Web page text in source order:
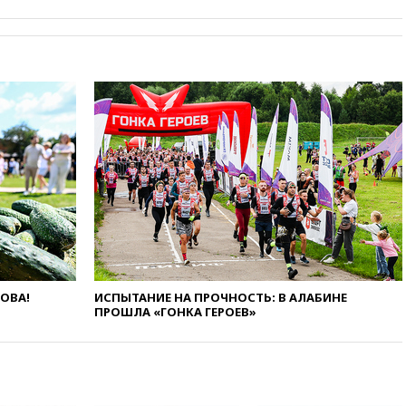
программу по открытию
13:53Сенаторы Аргентины
одобрили скандальный
законопроект о частной
собственности
13:36ABC News: запасы
вооружений США достигли
крайне низкого уровня
13:16«Родина» просит
Верховный суд снять «Яблоко»
с выборов
13:11Путин обсудил с
президентом ОАЭ ситуацию в
Персидском заливе и на
ИСПЫТАНИЕ НА ПРОЧНОСТЬ: В АЛАБИНЕ
ПРОШЛА «ГОНКА ГЕРОЕВ»